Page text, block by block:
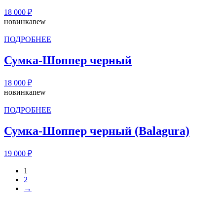
18 000 ₽
новинкаnew
ПОДРОБНЕЕ
Сумка-Шоппер черный
18 000 ₽
новинкаnew
ПОДРОБНЕЕ
Сумка-Шоппер черный (Balagura)
19 000 ₽
1
2
→